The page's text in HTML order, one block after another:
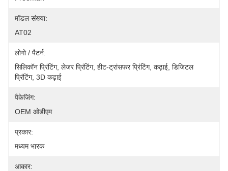
मॉडल संख्या:
AT02
लोगो / पैटर्न:
सिलिकॉन प्रिंटिंग, लेजर प्रिंटिंग, हीट-ट्रांसफर प्रिंटिंग, कढ़ाई, डिजिटल
प्रिंटिंग, 3D कढ़ाई
पैकेजिंग:
OEM ओडीएम
प्रकार:
मध्यम भारक
आकार: